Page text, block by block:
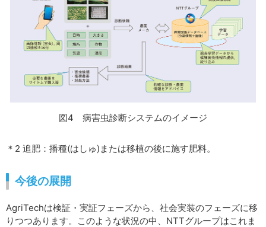
図4 病害虫診断システムのイメージ
＊2 追肥：播種(はしゅ)または移植の後に施す肥料。
今後の展開
AgriTechは検証・実証フェーズから、社会実装のフェーズに移
りつつあります。このような状況の中、NTTグループはこれま